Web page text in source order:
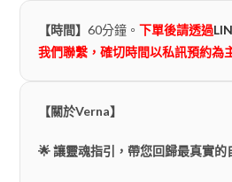
【時間】60分鐘。下單後請透過
我們聯繫，確切時間以私訊預約為
【關於Verna】
🌟 讓靈魂指引，帶您回歸最真實的